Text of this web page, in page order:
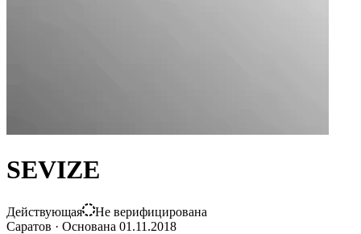
SEVIZE
Действующая
Не верифицирована
Саратов · Основана 01.11.2018